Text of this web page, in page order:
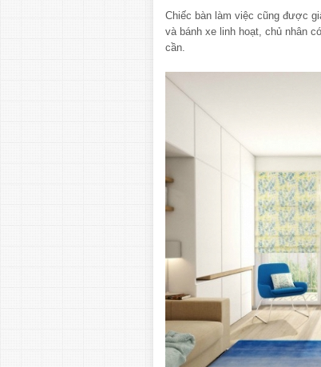
Chiếc bàn làm việc cũng được
và bánh xe linh hoạt, chủ nhân
cần.